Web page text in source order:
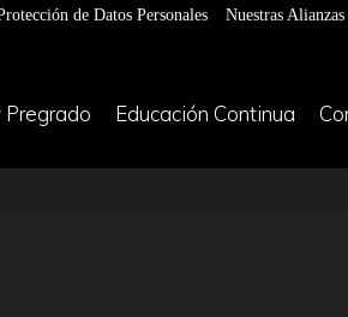
de Datos Personales
Nuestras Alianzas
Pregrado Educación Continua